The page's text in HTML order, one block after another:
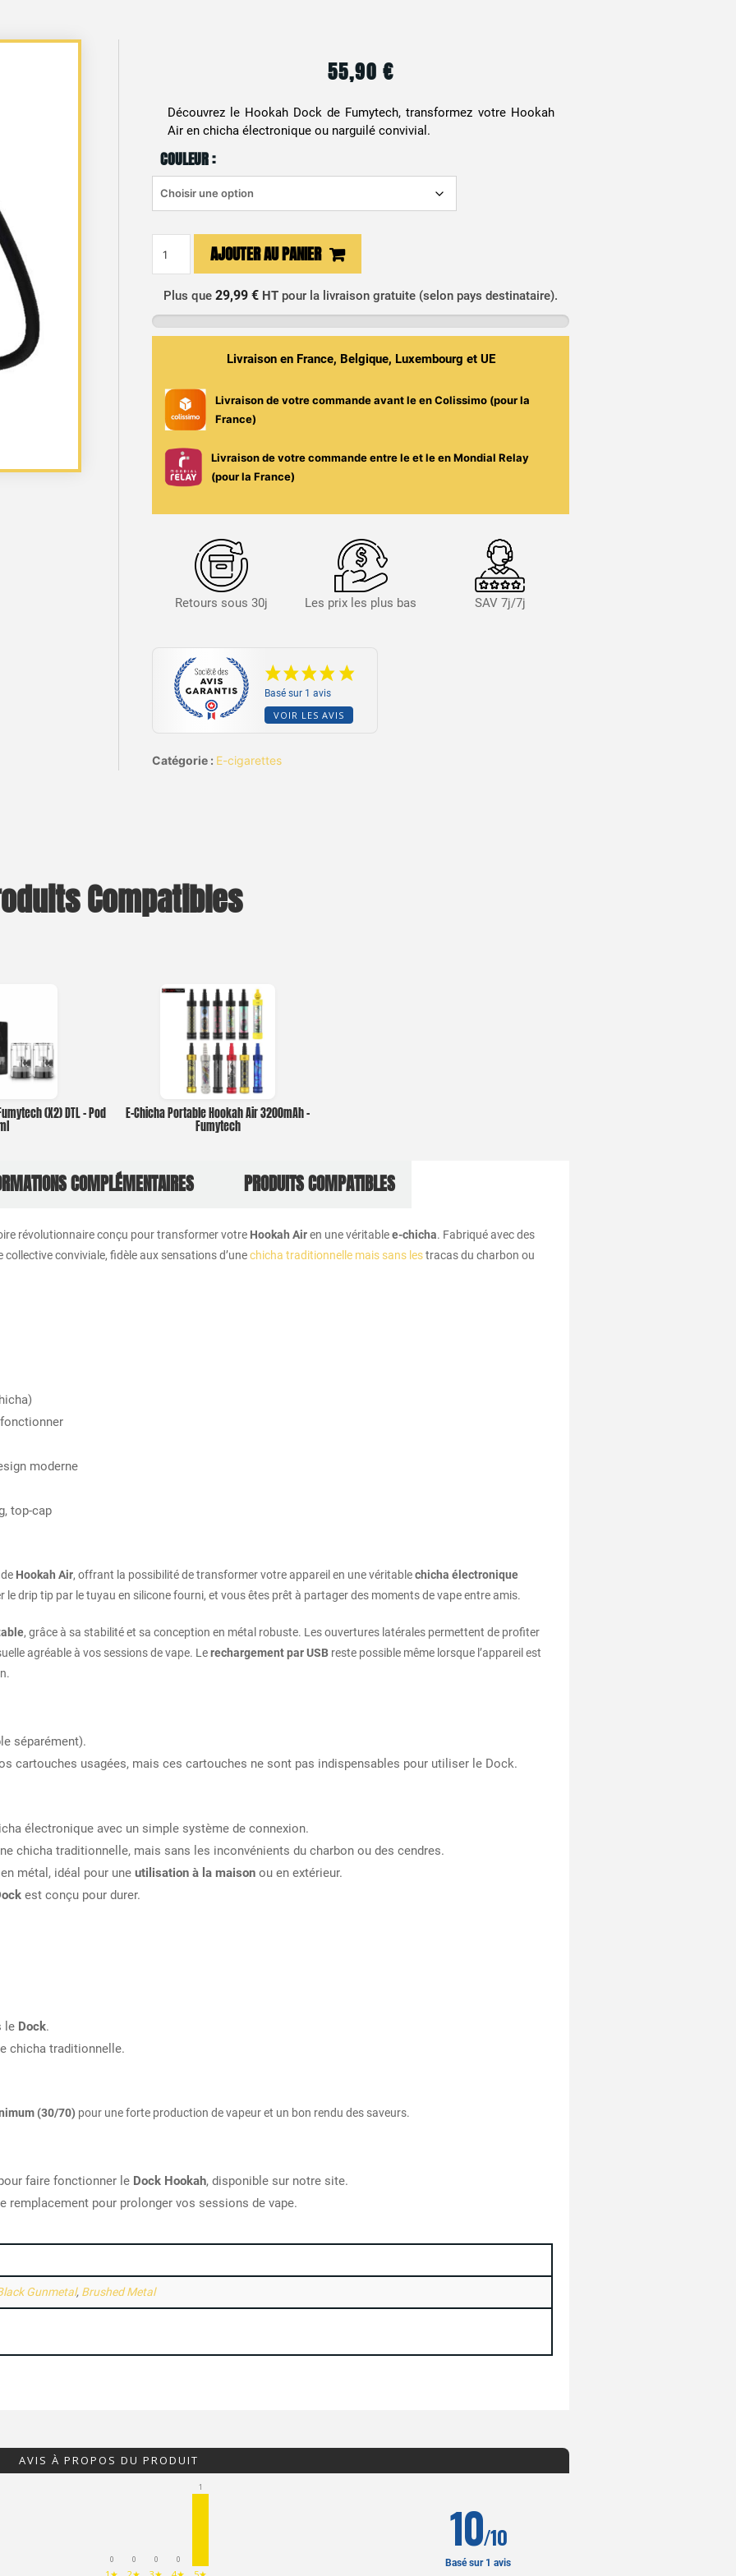
55,90 €
Découvrez le Hookah Dock de Fumytech, transformez votre Hookah
Air en chicha électronique ou narguilé convivial.
COULEUR :
Électronique
Hookah
Dock
AJOUTER AU PANIER
Plus que29,99 € HT pour la livraison gratuite (selon pays destinataire).
Livraison en France, Belgique, Luxembourg et UE
Livraison de votre commande avant leen Colissimo (pour la
France)
Livraison de votre commande entre leet leen Mondial Relay
(pour la France)
Retours sous 30j Les prix les plus bas SAV 7j/7j
Basé sur 1 avis
VOIR LES AVIS
Catégorie : E-cigarettes
Compatibles
(X2) DTL – Pod E-Chicha Portable Hookah Air 3200mAh –
Fumytech
COMPLÉMENTAIRES PRODUITS COMPATIBLES
révolutionnaire conçu pour transformer votre Hookah Airen une véritablee-chicha. Fabriqué avec des
conviviale, fidèle aux sensations d’unechicha traditionnelle mais sans lestracas du charbon ou
moderne
top-cap
Hookah Air, offrant la possibilité de transformer votre appareil en une véritablechicha électronique
le drip tip par le tuyau en silicone fourni, et vous êtes prêt à partager des moments de vape entre amis.
, grâce à sa stabilité et sa conception en métal robuste. Les ouvertures latérales permettent de profiter
agréable à vos sessions de vape. Lerechargement par USB reste possible même lorsque l’appareil est
séparément).
cartouches usagées, mais ces cartouches ne sont pas indispensables pour utiliser le Dock​.
électronique avec un simple système de connexion.
chicha traditionnelle, mais sans les inconvénients du charbon ou des cendres.
métal, idéal pour une utilisation à la maison ou en extérieur.
est conçu pour durer.
le Dock.
chicha traditionnelle.
(30/70) pour une forte production de vapeur et un bon rendu des saveurs​.
faire fonctionner le Dock Hookah, disponible sur notre site.
remplacement pour prolonger vos sessions de vape.
Gunmetal, Brushed Metal
AVIS À PROPOS DU PRODUIT
0 0 0 0
1
10/10
Basé sur 1 avis